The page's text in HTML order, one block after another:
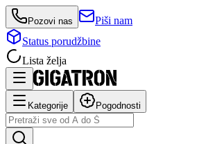
Pozovi nas
Piši nam
Status porudžbine
Lista želja
Kategorije Pogodnosti